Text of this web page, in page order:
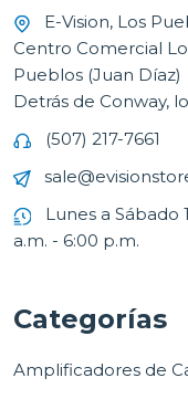
E-Vision, Los
Centro Comercial
Pueblos (Juan Díaz)
Detrás de Conway,
(507) 217-7661
Lunes a Sábado
a.m. - 6:00 p.m.
Categorías
Amplificadores de